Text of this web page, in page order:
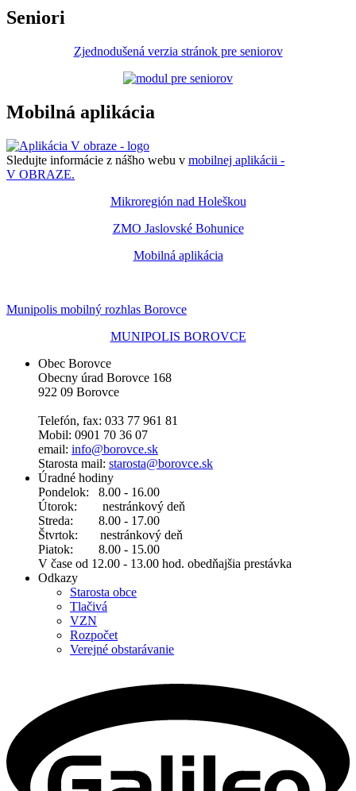
Seniori
Zjednodušená verzia stránok pre seniorov
Mobilná aplikácia
Sledujte informácie z nášho webu v mobilnej aplikácii -
V OBRAZE.
Mikroregión nad Holeškou
ZMO Jaslovské Bohunice
Mobilná aplikácia
Munipolis mobilný rozhlas Borovce
MUNIPOLIS BOROVCE
Obec Borovce
Obecny úrad Borovce 168
922 09 Borovce
Telefón, fax: 033 77 961 81
Mobil: 0901 70 36 07
email: info@borovce.sk
Starosta mail: starosta@borovce.sk
Úradné hodiny
Pondelok: 8.00 - 16.00
Útorok: nestránkový deň
Streda: 8.00 - 17.00
Štvrtok: nestránkový deň
Piatok: 8.00 - 15.00
V čase od 12.00 - 13.00 hod. obedňajšia prestávka
Odkazy
Starosta obce
Tlačivá
VZN
Rozpočet
Verejné obstarávanie